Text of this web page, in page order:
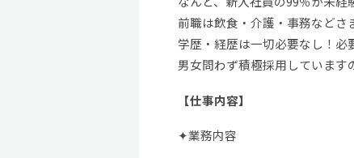
前職は飲食・介護・事務などさ
学歴・経歴は一切必要なし！必
男女問わず積極採用しています
【仕事内容】
✦業務内容